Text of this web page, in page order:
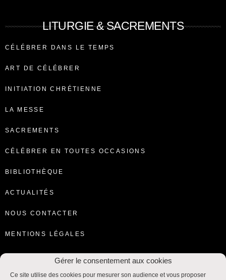
Gérer le consentement aux cookies
Ce site utilise des cookies pour mesurer son audience et vous proposer
LITURGIE & SACREMENTS
CÉLÉBRER DANS LE TEMPS
ART DE CÉLÉBRER
INITIATION CHRÉTIENNE
LA MESSE
SACREMENTS
CÉLÉBRER EN TOUTES OCCASIONS
BIBLIOTHÈQUE
ACTUALITÉS
NOUS CONTACTER
MENTIONS LÉGALES